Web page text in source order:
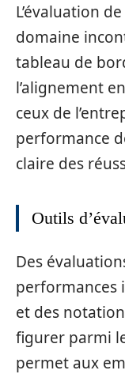
L’évaluation
domaine
tableau de
l’alignement
ceux de
performance
claire des
Outils
Des
performances
et des
figurer parmi
permet aux